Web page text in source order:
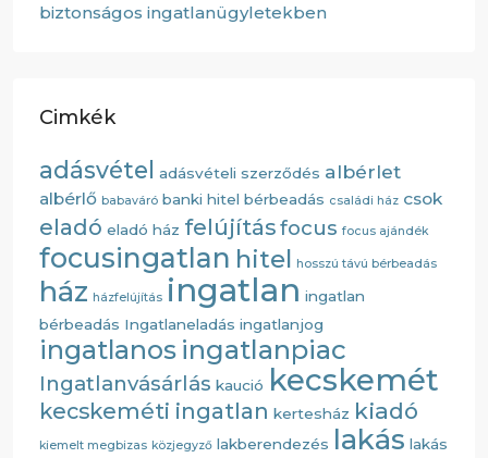
biztonságos ingatlanügyletekben
Cimkék
adásvétel adásvételi szerződés albérlet
albérlő babaváró banki hitel bérbeadás családi ház csok
eladó eladó ház felújításfocus focus ajándék
focusingatlan hitel hosszú távú bérbeadás
ház házfelújítás ingatlan ingatlan
bérbeadás Ingatlaneladás ingatlanjog
ingatlanos ingatlanpiac
Ingatlanvásárlás kaució kecskemét
kecskeméti ingatlan kertesház kiadó
kiemelt megbizas közjegyző lakberendezés lakás lakás